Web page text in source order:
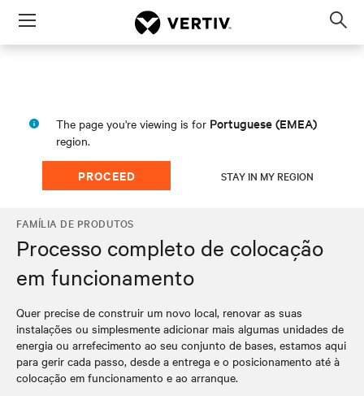
Menu
The page you're viewing is for Portuguese (EMEA)
region.
PROCEED STAY IN MY REGION
FAMÍLIA DE PRODUTOS
Processo completo de colocação
em funcionamento
Quer precise de construir um novo local, renovar as suas
instalações ou simplesmente adicionar mais algumas unidades de
energia ou arrefecimento ao seu conjunto de bases, estamos aqui
para gerir cada passo, desde a entrega e o posicionamento até à
colocação em funcionamento e ao arranque.